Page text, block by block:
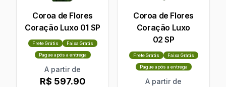
Coroa de Flores
Coração Luxo 01 SP
Frete Grátis Faixa Grátis
Pague após a entrega
A partir de
R$ 597.90
Coroa de Flores
Coração Luxo
02 SP
Frete Grátis Faixa Grátis
Pague após a entrega
A partir de